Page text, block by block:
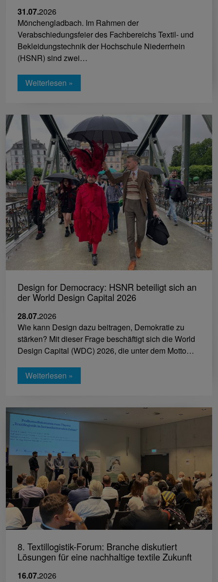
31.07.2026
Mönchengladbach. Im Rahmen der
Verabschiedungsfeier des Fachbereichs Textil- und
Bekleidungstechnik der Hochschule Niederrhein
(HSNR) sind zwei…
Weiterlesen »
Design for Democracy: HSNR beteiligt sich an
der World Design Capital 2026
28.07.2026
Wie kann Design dazu beitragen, Demokratie zu
stärken? Mit dieser Frage beschäftigt sich die World
Design Capital (WDC) 2026, die unter dem Motto…
Weiterlesen »
8. Textillogistik-Forum: Branche diskutiert
Lösungen für eine nachhaltige textile Zukunft
16.07.2026